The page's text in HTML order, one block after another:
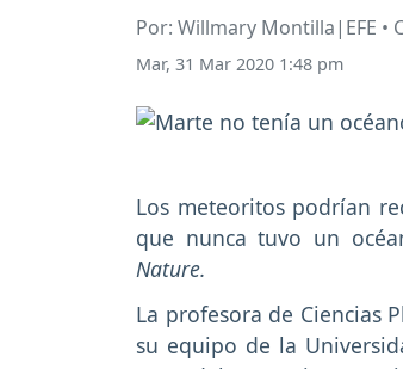
Por: Willmary Montilla|EFE •
Mar, 31 Mar 2020 1:48 pm
Los meteoritos podrían
que nunca tuvo un
Nature.
La profesora de Ciencias
su equipo de la